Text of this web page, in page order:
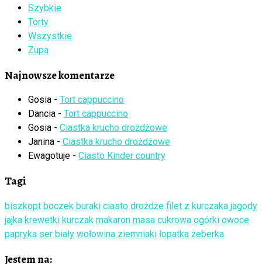
Szybkie
Torty
Wszystkie
Zupa
Najnowsze komentarze
Gosia - Tort cappuccino
Dancia - Tort cappuccino
Gosia - Ciastka krucho drożdżowe
Janina - Ciastka krucho drożdżowe
Ewagotuje - Ciasto Kinder country
Tagi
biszkopt boczek buraki ciasto drożdże filet z kurczaka jagody
jajka krewetki kurczak makaron masa cukrowa ogórki owoce
papryka ser biały wołowina ziemniaki łopatka żeberka
Jestem na: